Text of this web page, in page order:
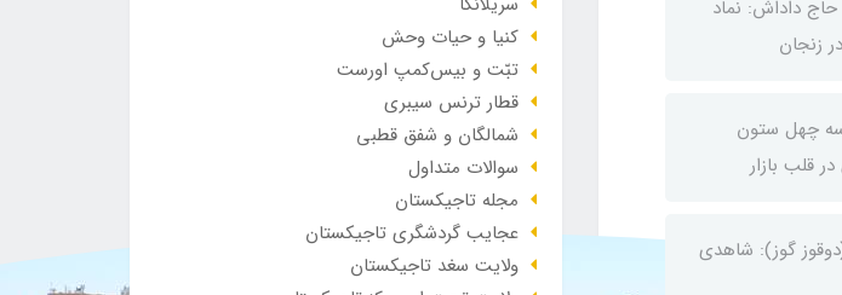
داداش: نماد
زنجان
چهل ستون
قلب بازار
گوز): شاهدی
کنیا و حیات وحش
تبّت و بیس‌کمپ اورست
قطار ترنس سیبری
شمالگان و شفق قطبی
سوالات متداول
مجله تاجیکستان
عجایب گردشگری تاجیکستان
ولایت سغد تاجیکستان